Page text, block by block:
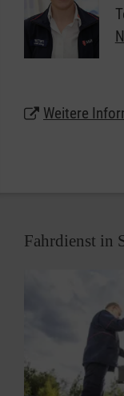
uns, nach
sogar nach
Einkäufe
Weitere
Fahrdienst in